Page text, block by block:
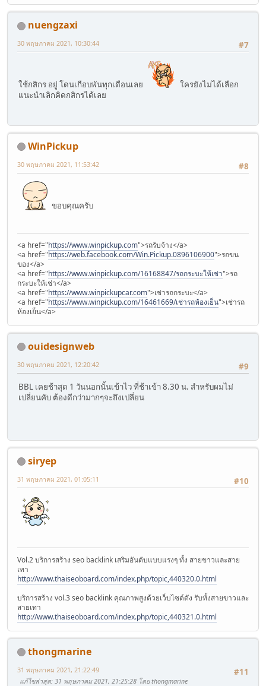
nuengzaxi
#7
30 พฤษภาคม 2021, 10:30:44
ใช้กสิกร อยู่ โดนเกือบพันทุกเดือนเลย
ใครยังไม่ได้เลือก
แนะนำเลิกคิดกสิกรได้เลย
WinPickup
#8
30 พฤษภาคม 2021, 11:53:42
ขอบคุณครับ
<a href="https://www.winpickup.com">รถรับจ้าง</a>
<a href="https://web.facebook.com/Win.Pickup.0896106900">รถขน
ของ</a>
<a href="https://www.winpickup.com/16168847/รถกระบะให้เช่า">รถ
กระบะให้เช่า</a>
<a href="https://www.winpickupcar.com">เช่ารถกระบะ</a>
<a href="https://www.winpickup.com/16461669/เช่ารถห้องเย็น">เช่ารถ
ห้องเย็น</a>
ouidesignweb
#9
30 พฤษภาคม 2021, 12:20:42
BBL เคยช้าสุด 1 วันนอกนั้นเข้าไว ที่ช้าเข้า 8.30 น. สำหรับผมไม่
เปลี่ยนคับ ต้องดีกว่ามากๆจะถึงเปลี่ยน
siryep
#10
31 พฤษภาคม 2021, 01:05:11
Vol.2 บริการสร้าง seo backlink เสริมอันดับแบบแรงๆ ทั้ง สายขาวและสาย
เทา
http://www.thaiseoboard.com/index.php/topic,440320.0.html
บริการสร้าง vol.3 seo backlink คุณภาพสูงด้วยเว็บไซด์ดัง รับทั้งสายขาวและ
สายเทา
http://www.thaiseoboard.com/index.php/topic,440321.0.html
thongmarine
#11
31 พฤษภาคม 2021, 21:22:49
แก้ไขล่าสุด: 31 พฤษภาคม 2021, 21:25:28 โดย thongmarine